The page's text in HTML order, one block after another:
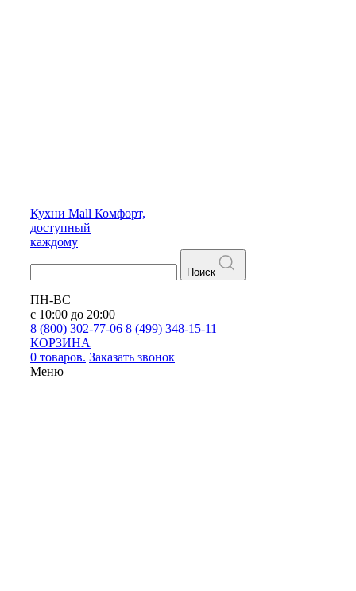
Кухни Mall Комфорт,
доступный
каждому
Поиск
ПН-ВС
с 10:00 до 20:00
8 (800) 302-77-06 8 (499) 348-15-11
КОРЗИНА
0 товаров. Заказать звонок
Меню